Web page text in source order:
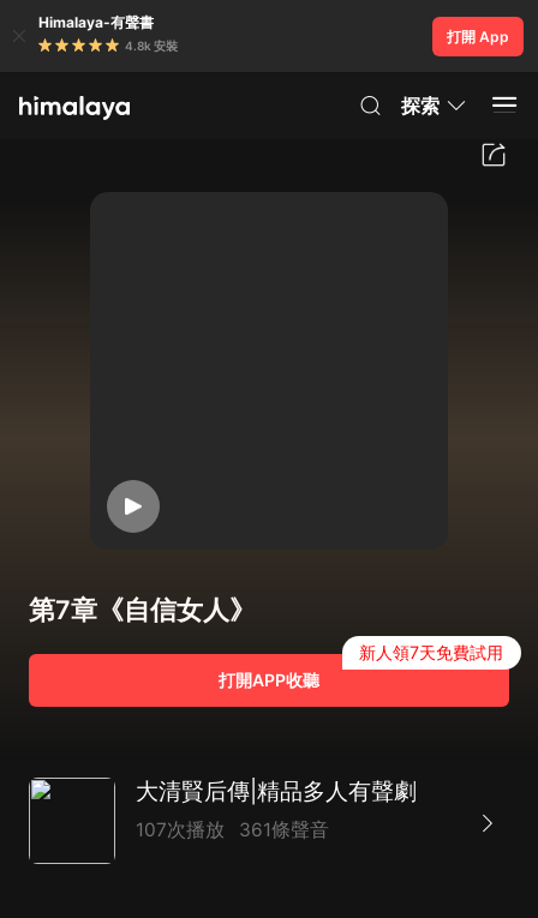
Himalaya-有聲書
4.8k 安裝
打開 App
探索
第7章《自信女人》
打開APP收聽
新人領7天免費試用
大清賢后傳|精品多人有聲劇
107次播放 361條聲音